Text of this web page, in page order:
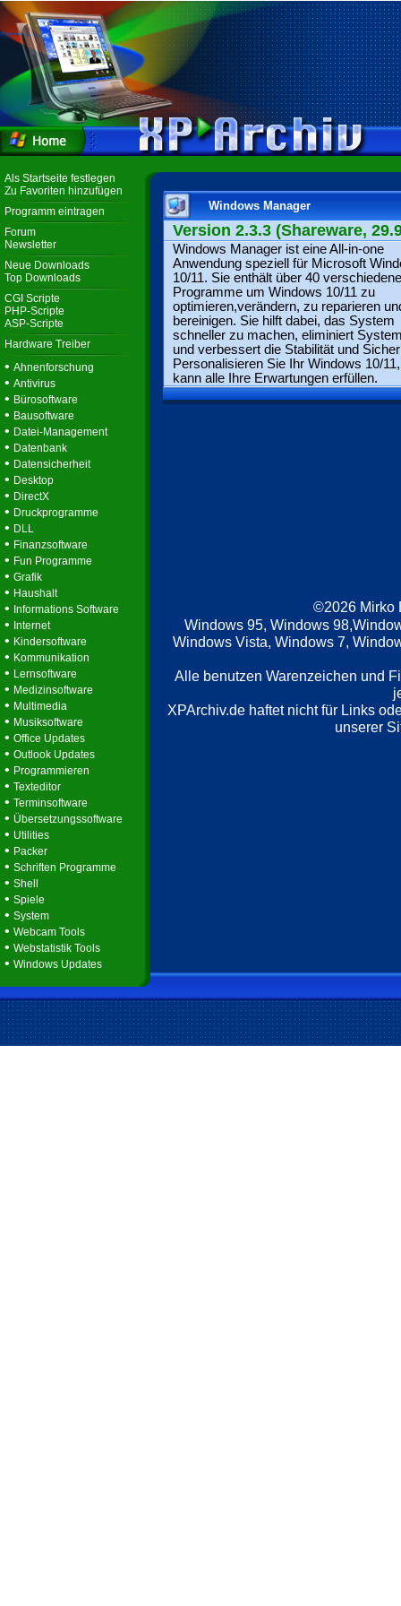
Als Startseite festlegen
Zu Favoriten hinzufügen
Programm eintragen
Forum
Newsletter
Neue Downloads
Top Downloads
CGI Scripte
PHP-Scripte
ASP-Scripte
Hardware Treiber
• Ahnenforschung
• Antivirus
• Bürosoftware
• Bausoftware
• Datei-Management
• Datenbank
• Datensicherheit
• Desktop
• DirectX
• Druckprogramme
• DLL
• Finanzsoftware
• Fun Programme
• Grafik
• Haushalt
• Informations Software
• Internet
• Kindersoftware
• Kommunikation
• Lernsoftware
• Medizinsoftware
• Multimedia
• Musiksoftware
• Office Updates
• Outlook Updates
• Programmieren
• Texteditor
• Terminsoftware
• Übersetzungssoftware
• Utilities
• Packer
• Schriften Programme
• Shell
• Spiele
• System
• Webcam Tools
• Webstatistik Tools
• Windows Updates
Windows Manager
Version 2.3.3 (Shareware,
Windows Manager ist eine All-in-one
Anwendung speziell für Microsoft
10/11. Sie enthält über 40 verschiedene
Programme um Windows 10/11 zu
optimieren,verändern, zu reparieren
bereinigen. Sie hilft dabei, das System
schneller zu machen, eliminiert
und verbessert die Stabilität und
Personalisieren Sie Ihr Windows 10/
kann alle Ihre Erwartungen erfüllen.
©2026 Mirko
Windows 95, Windows
Windows Vista, Windows 7,
Alle benutzen Warenzeichen und
XPArchiv.de haftet nicht für Links
unserer